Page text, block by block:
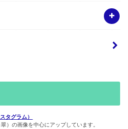
タグラム）
）の画像を中心にアップしています。